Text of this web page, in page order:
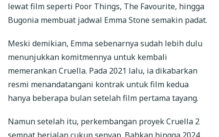
lewat film seperti Poor Things, The Favourite, hingga
Bugonia membuat jadwal Emma Stone semakin padat.
Meski demikian, Emma sebenarnya sudah lebih dulu
menunjukkan komitmennya untuk kembali
memerankan Cruella. Pada 2021 lalu, ia dikabarkan
resmi menandatangani kontrak untuk film kedua
hanya beberapa bulan setelah film pertama tayang.
Namun setelah itu, perkembangan proyek Cruella 2